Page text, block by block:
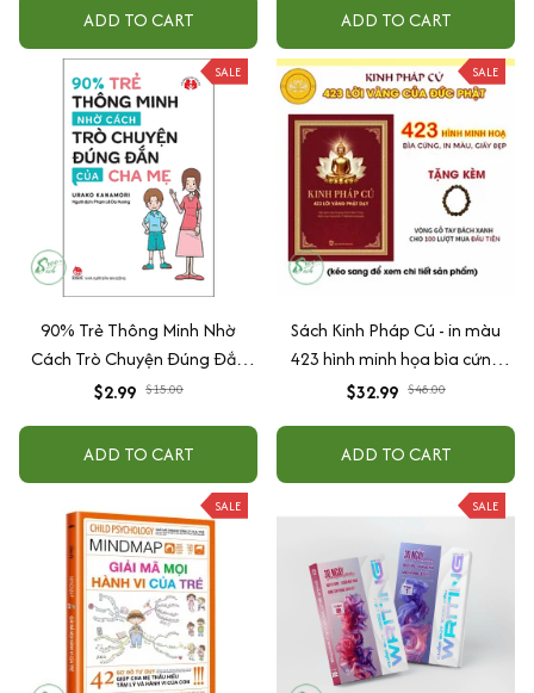
ADD TO CART ADD TO CART
SALE
90% Trẻ Thông Minh Nhờ
Cách Trò Chuyện Đúng Đắn
Của Cha Mẹ
$2.99 $15.00
ADD TO CART
SALE
Sách Kinh Pháp Cú - in màu
423 hình minh họa bìa cứng
cao cấp + tặng kèm vòng tay
$32.99 $48.00
ADD TO CART
SALE SALE